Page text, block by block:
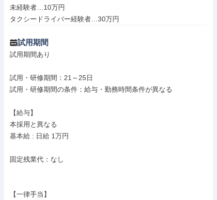
未経験者…10万円
タクシードライバー経験者…30万円
試用期間
試用期間あり
試用・研修期間：21～25日
試用・研修期間の条件：給与・勤務時間条件が異なる
【給与】
本採用と異なる
基本給 : 日給 1万円
固定残業代：なし
【一律手当】